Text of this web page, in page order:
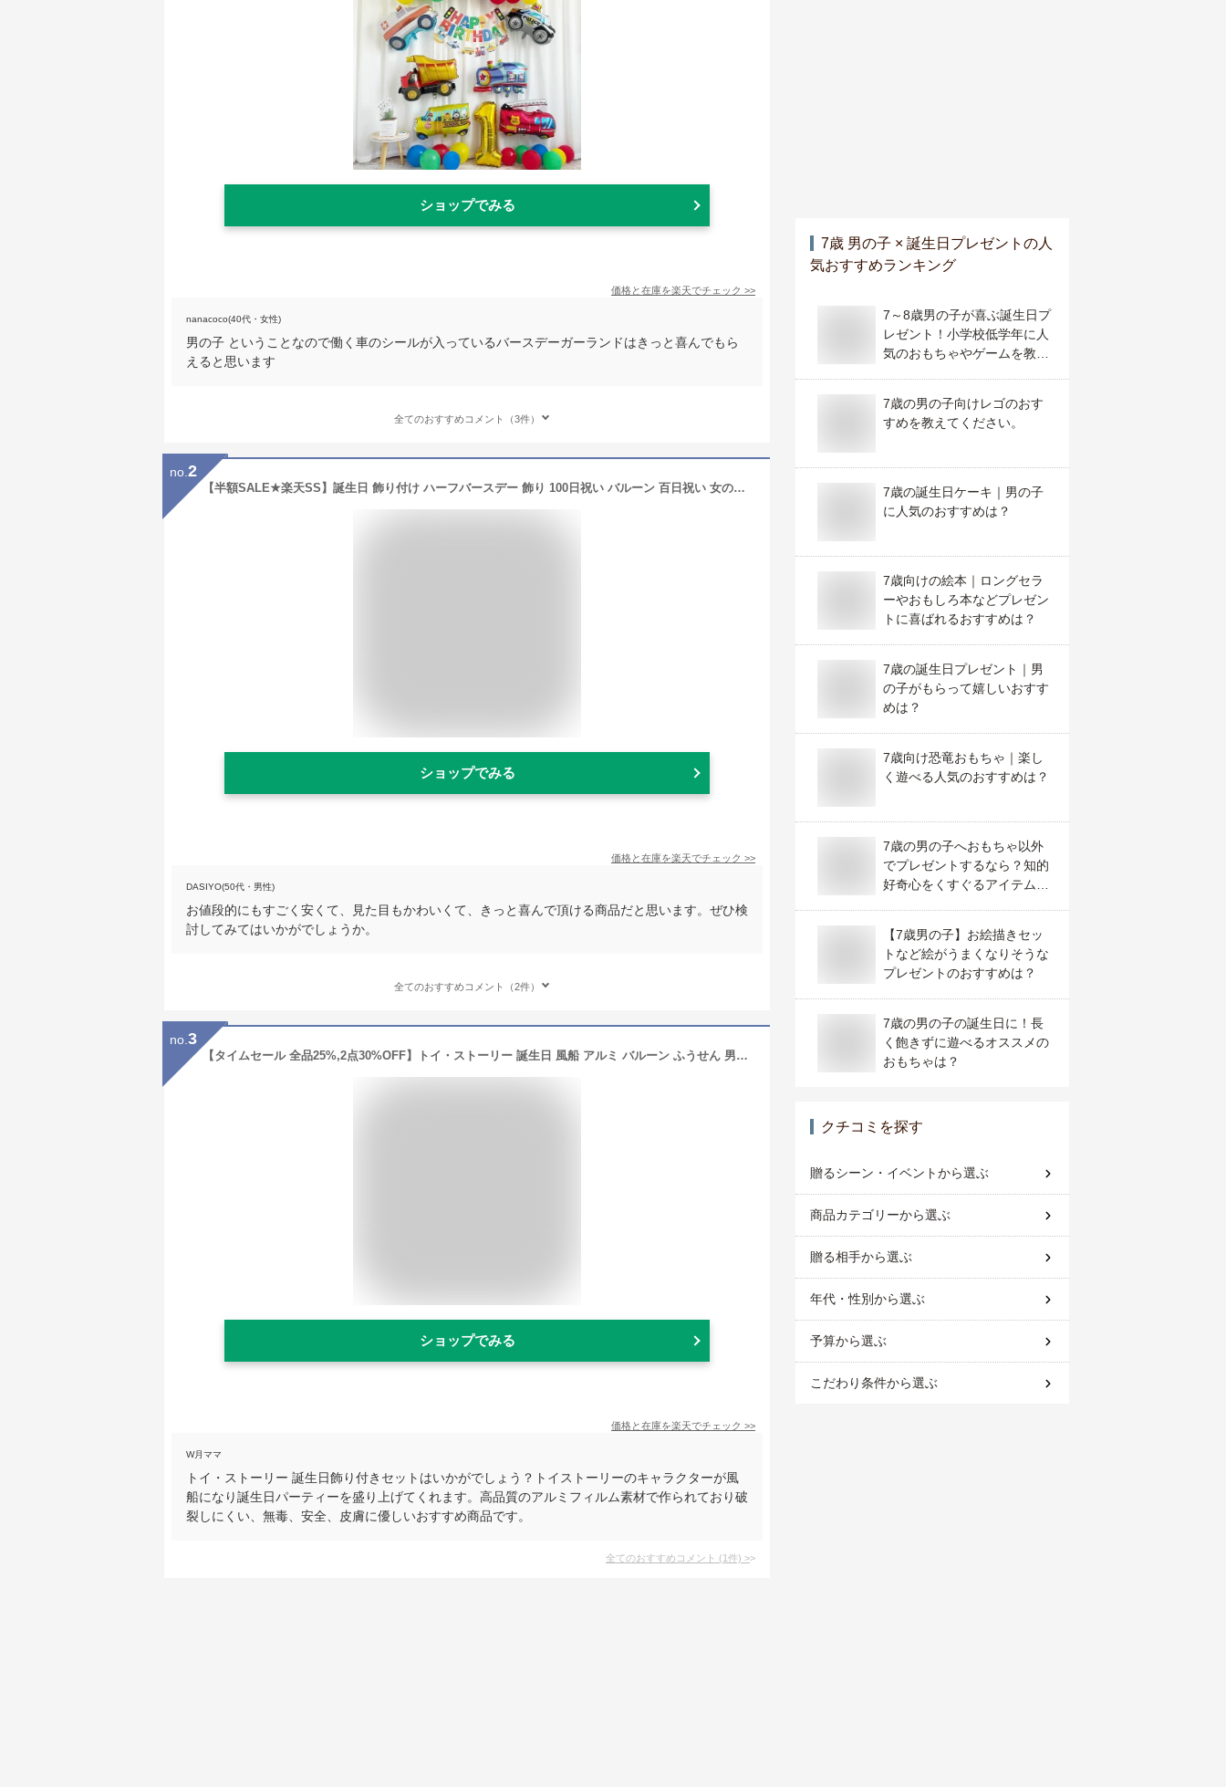
ショップでみる
価格と在庫を楽天でチェック >>
nanacoco(40代・女性)
男の子 ということなので働く車のシールが入っているバースデーガーランドはきっと喜んでもら
えると思います
全てのおすすめコメント（3件）
no. 2
【半額SALE★楽天SS】誕生日 飾り付け ハーフバースデー 飾り 100日祝い バルーン 百日祝い 女の子 男の子 バースデー セット 花 かわいい ひなまつり フラワー 花 パーティー 1歳 風船 フォトブース ガーランド サクラ フローラパーティ 送料無料 regalo
ショップでみる
価格と在庫を楽天でチェック >>
DASIYO(50代・男性)
お値段的にもすごく安くて、見た目もかわいくて、きっと喜んで頂ける商品だと思います。ぜひ検
討してみてはいかがでしょうか。
全てのおすすめコメント（2件）
no. 3
【タイムセール 全品25%,2点30%OFF】トイ・ストーリー 誕生日 風船 アルミ バルーン ふうせん 男の子 飾り付け バースデーグッズ お祝い 子供 誕生日風船 送料無料
ショップでみる
価格と在庫を楽天でチェック >>
W月ママ
トイ・ストーリー 誕生日飾り付きセットはいかがでしょう？トイストーリーのキャラクターが風
船になり誕生日パーティーを盛り上げてくれます。高品質のアルミフィルム素材で作られており破
裂しにくい、無毒、安全、皮膚に優しいおすすめ商品です。
全てのおすすめコメント (1件) >
7歳 男の子 × 誕生日プレゼント の人
気おすすめランキング
7～8歳男の子が喜ぶ誕生日プ
レゼント！小学校低学年に人
気のおもちゃやゲームを教え
7歳の男の子向けレゴのおす
すめを教えてください。
7歳の誕生日ケーキ｜男の子
に人気のおすすめは？
7歳向けの絵本｜ロングセラ
ーやおもしろ本などプレゼン
トに喜ばれるおすすめは？
7歳の誕生日プレゼント｜男
の子がもらって嬉しいおすす
めは？
7歳向け恐竜おもちゃ｜楽し
く遊べる人気のおすすめは？
7歳の男の子へおもちゃ以外
でプレゼントするなら？知的
好奇心をくすぐるアイテムが
【7歳男の子】お絵描きセッ
トなど絵がうまくなりそうな
プレゼントのおすすめは？
7歳の男の子の誕生日に！長
く飽きずに遊べるオススメの
おもちゃは？
クチコミを探す
贈るシーン・イベントから選ぶ
商品カテゴリーから選ぶ
贈る相手から選ぶ
年代・性別から選ぶ
予算から選ぶ
こだわり条件から選ぶ